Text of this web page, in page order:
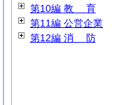
第10編 教 育
第11編 公営企業
第12編 消 防